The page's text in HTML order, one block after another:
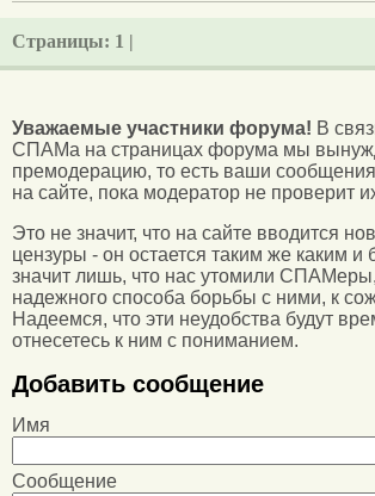
Страницы: 1 |
Уважаемые участники форума! В
СПАМа на страницах форума мы
премодерацию, то есть ваши
на сайте, пока модератор не проверит
Это не значит, что на сайте вводится
цензуры - он остается таким же каким и
значит лишь, что нас утомили СПАМеры,
надежного способа борьбы с ними, к
Надеемся, что эти неудобства будут
отнесетесь к ним с пониманием.
Добавить сообщение
Имя
Сообщение